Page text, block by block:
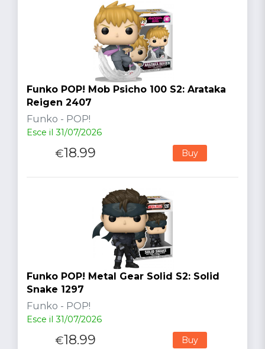
Funko POP! Mob Psicho 100 S2: Arataka
Reigen 2407
Funko - POP!
Esce il 31/07/2026
€18.99 Buy
Funko POP! Metal Gear Solid S2: Solid
Snake 1297
Funko - POP!
Esce il 31/07/2026
€18.99 Buy